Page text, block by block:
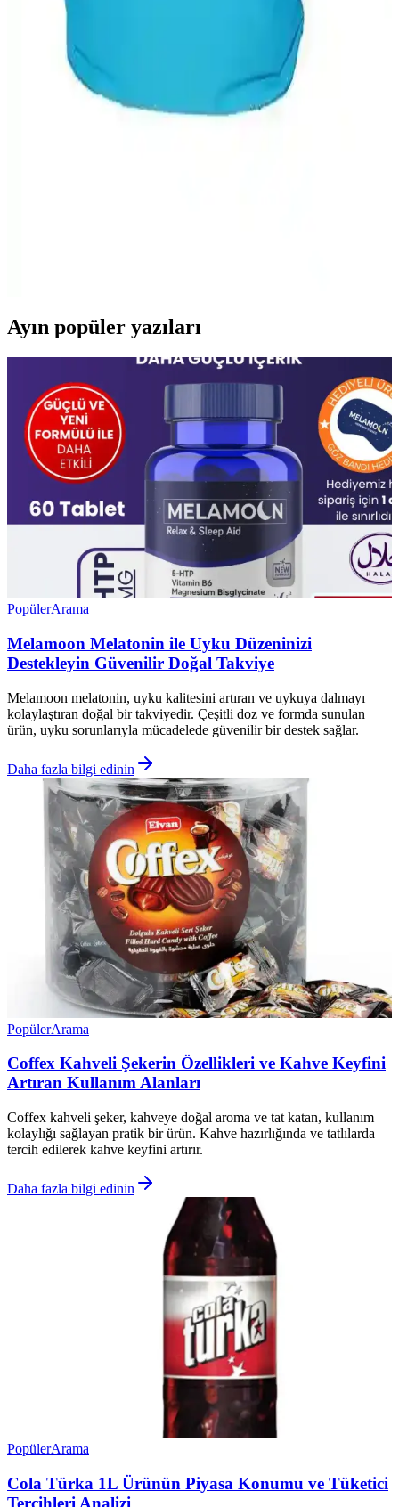
termal performans ve dayanıklılık özellikleri değerlendirilerek en
Starbucks 355 ml Termosları: Günlük ve Seyahat
Kullanımı İçin Pratik ve Şık Tasarım
Starbucks 355 ml termosları, dayanıklı, şık ve sızdırmaz yapısıyla
Ayın popüler yazıları
PopülerArama
Melamoon Melatonin ile Uyku Düzeninizi
Destekleyin Güvenilir Doğal Takviye
Melamoon melatonin, uyku kalitesini artıran ve uykuya dalmayı
kolaylaştıran doğal bir takviyedir. Çeşitli doz ve formda sunulan
ürün, uyku sorunlarıyla mücadelede güvenilir bir destek sağlar.
Daha fazla bilgi edinin
PopülerArama
Coffex Kahveli Şekerin Özellikleri ve Kahve Keyfini
Artıran Kullanım Alanları
Coffex kahveli şeker, kahveye doğal aroma ve tat katan, kullanım
kolaylığı sağlayan pratik bir ürün. Kahve hazırlığında ve tatlılarda
tercih edilerek kahve keyfini artırır.
Daha fazla bilgi edinin
PopülerArama
Cola Türka 1L Ürünün Piyasa Konumu ve Tüketici
Tercihleri Analizi